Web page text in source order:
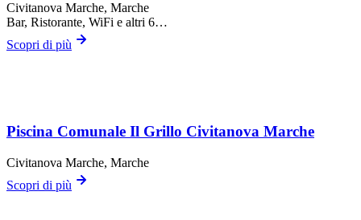
Civitanova Marche, Marche
Bar, Ristorante, WiFi e altri 6…
Scopri di più
Piscina Comunale Il Grillo Civitanova Marche
Civitanova Marche, Marche
Scopri di più